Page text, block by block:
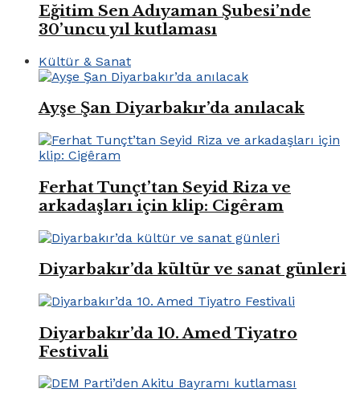
Eğitim Sen Adıyaman Şubesi’nde
30’uncu yıl kutlaması
Kültür & Sanat
Ayşe Şan Diyarbakır’da anılacak
Ferhat Tunçt’tan Seyid Riza ve
arkadaşları için klip: Cigêram
Diyarbakır’da kültür ve sanat günleri
Diyarbakır’da 10. Amed Tiyatro
Festivali